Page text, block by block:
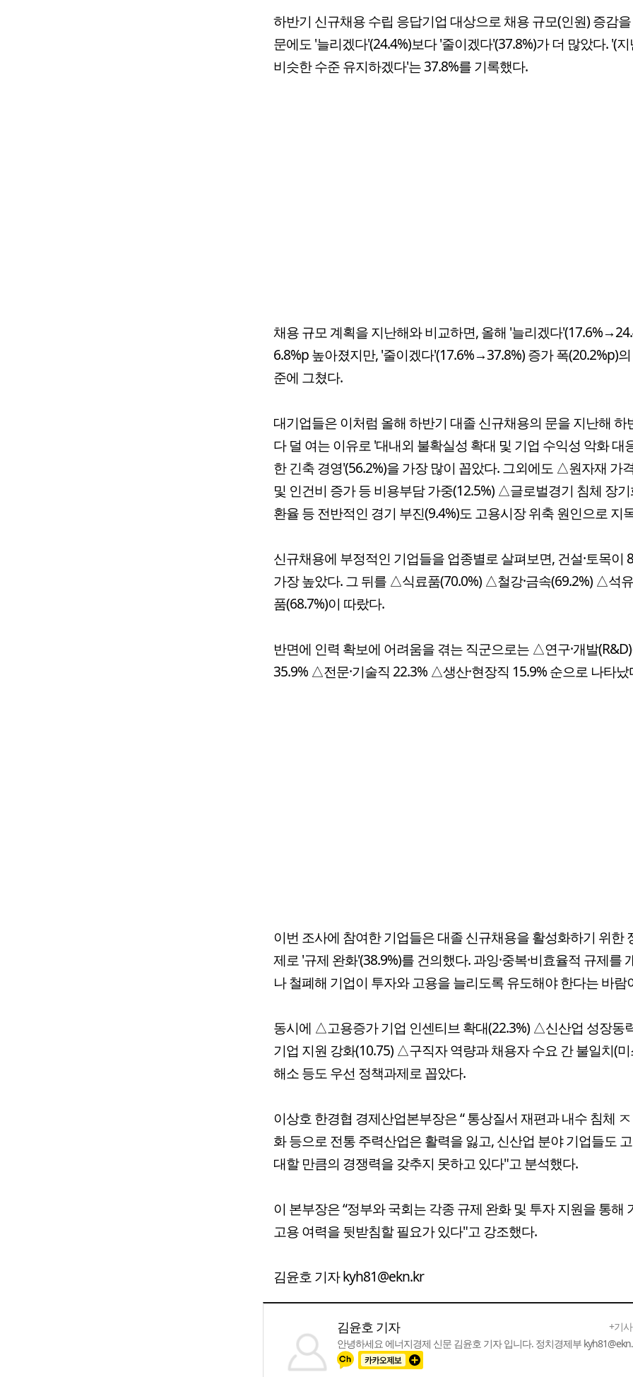
하반기 신규채용 수립 응답기업 대상으로 채용 규모(인원) 증감
문에도 '늘리겠다'(24.4%)보다 '줄이겠다'(37.8%)가 더 많았다. '(
비슷한 수준 유지하겠다'는 37.8%를 기록했다.
채용 규모 계획을 지난해와 비교하면, 올해 '늘리겠다
6.8%p 높아졌지만, '줄이겠다'(17.6%→37.8%) 증가 폭(20.2%p)
준에 그쳤다.
대기업들은 이처럼 올해 하반기 대졸 신규채용의 문을 지난해 하
다 덜 여는 이유로 '대내외 불확실성 확대 및 기업 수익성 악화 대
한 긴축 경영'(56.2%)을 가장 많이 꼽았다. 그외에도 △원자재 가
및 인건비 증가 등 비용부담 가중(12.5%) △글로벌경기 침체 장
환율 등 전반적인 경기 부진(9.4%)도 고용시장 위축 원인으로 지
신규채용에 부정적인 기업들을 업종별로 살펴보면, 건설·토목이
가장 높았다. 그 뒤를 △식료품(70.0%) △철강·금속(69.2%) △석
품(68.7%)이 따랐다.
반면에 인력 확보에 어려움을 겪는 직군으로는 △연구·개발
35.9% △전문·기술직 22.3% △생산·현장직 15.9% 순으로 나타났
이번 조사에 참여한 기업들은 대졸 신규채용을 활성화하기 위한
제로 '규제 완화'(38.9%)를 건의했다. 과잉·중복·비효율적 규제를
나 철폐해 기업이 투자와 고용을 늘리도록 유도해야 한다는 바람
동시에 △고용증가 기업 인센티브 확대(22.3%) △신산업 성장동
기업 지원 강화(10.75) △구직자 역량과 채용자 수요 간 불일치(
해소 등도 우선 정책과제로 꼽았다.
이상호 한경협 경제산업본부장은 “ 통상질서 재편과 내수 침체
화 등으로 전통 주력산업은 활력을 잃고, 신산업 분야 기업들도
대할 만큼의 경쟁력을 갖추지 못하고 있다"고 분석했다.
이 본부장은 “정부와 국회는 각종 규제 완화 및 투자 지원을 통해
고용 여력을 뒷받침할 필요가 있다"고 강조했다.
김윤호 기자 kyh81@ekn.kr
김윤호 기자
+기
안녕하세요 에너지경제 신문 김윤호 기자 입니다. 정치경제부